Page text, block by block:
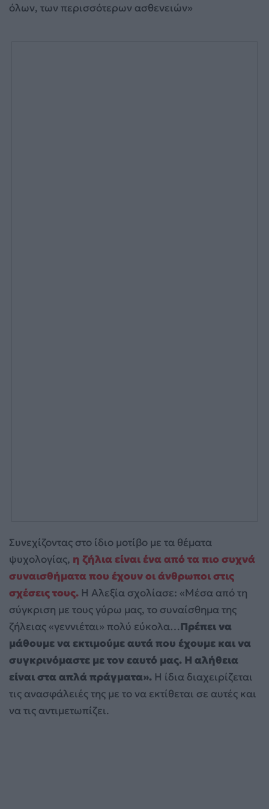
όλων, των περισσότερων ασθενειών»
Συνεχίζοντας στο ίδιο μοτίβο με τα θέματα
ψυχολογίας, η ζήλια είναι ένα από τα πιο συχνά
συναισθήματα που έχουν οι άνθρωποι στις
σχέσεις τους. Η Αλεξία σχολίασε: «Μέσα από τη
σύγκριση με τους γύρω μας, το συναίσθημα της
ζήλειας «γεννιέται» πολύ εύκολα…Πρέπει να
μάθουμε να εκτιμούμε αυτά που έχουμε και να
συγκρινόμαστε με τον εαυτό μας. Η αλήθεια
είναι στα απλά πράγματα». Η ίδια διαχειρίζεται
τις ανασφάλειές της με το να εκτίθεται σε αυτές και
να τις αντιμετωπίζει.